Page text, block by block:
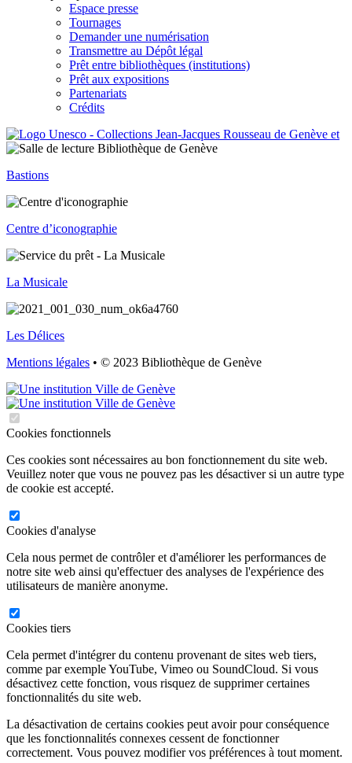
Espace presse
Tournages
Demander une numérisation
Transmettre au Dépôt légal
Prêt entre bibliothèques (institutions)
Prêt aux expositions
Partenariats
Crédits
Bastions
Centre d’iconographie
La Musicale
Les Délices
Mentions légales • © 2023 Bibliothèque de Genève
Cookies fonctionnels
Ces cookies sont nécessaires au bon fonctionnement du site web.
Veuillez noter que vous ne pouvez pas les désactiver si un autre type
de cookie est accepté.
Cookies d'analyse
Cela nous permet de contrôler et d'améliorer les performances de
notre site web ainsi qu'effectuer des analyses de l'expérience des
utilisateurs de manière anonyme.
Cookies tiers
Cela permet d'intégrer du contenu provenant de sites web tiers,
comme par exemple YouTube, Vimeo ou SoundCloud. Si vous
désactivez cette fonction, vous risquez de supprimer certaines
fonctionnalités du site web.
La désactivation de certains cookies peut avoir pour conséquence
que les fonctionnalités connexes cessent de fonctionner
correctement. Vous pouvez modifier vos préférences à tout moment.